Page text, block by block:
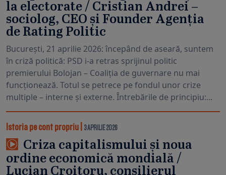
la electorate / Cristian Andrei –
sociolog, CEO și Founder Agenția
de Rating Politic
București, 21 aprilie 2026: începând de aseară, suntem
în criză politică: PSD i-a retras sprijinul politic
premierului Bolojan – Coaliția de guvernare nu mai
funcționează. Totul se petrece pe fondul unor crize
multiple – interne și externe. Întrebările de principiu:...
Istoria pe cont propriu 3 APRILIE 2026
Criza capitalismului și noua
ordine economică mondială /
Lucian Croitoru, consilierul